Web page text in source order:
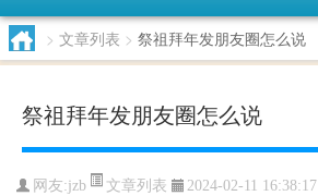
> 文章列表 > 祭祖拜年发朋友圈怎么说
祭祖拜年发朋友圈怎么说
网友:jzb 文章列表 2024-02-11 16:38:17